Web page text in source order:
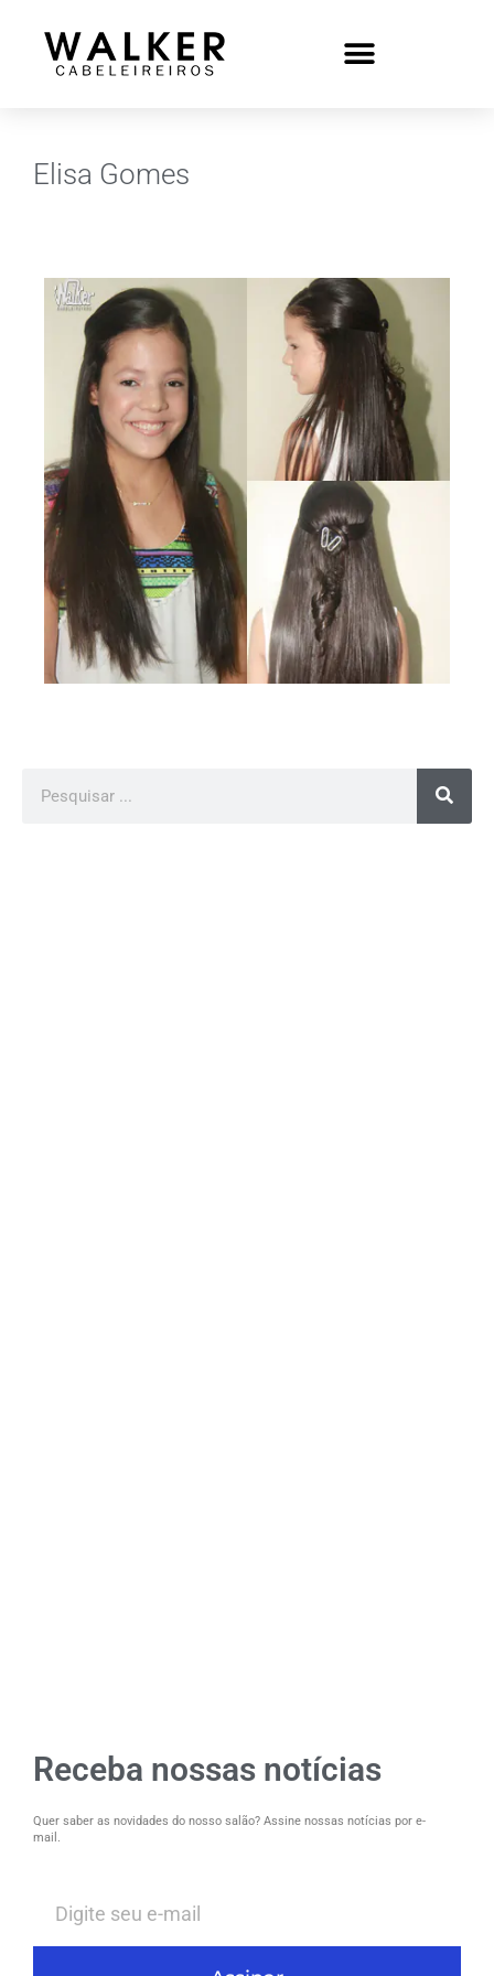
Elisa Gomes
Receba nossas notícias
Quer saber as novidades do nosso salão? Assine nossas notícias por e-
mail.